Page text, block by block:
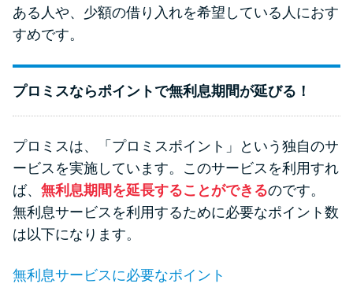
ある人や、少額の借り入れを希望している人におす
すめです。
プロミスならポイントで無利息期間が延びる！
プロミスは、「プロミスポイント」という独自のサ
ービスを実施しています。このサービスを利用すれ
ば、 無利息期間を延長することができるのです。
無利息サービスを利用するために必要なポイント数
は以下になります。
無利息サービスに必要なポイント